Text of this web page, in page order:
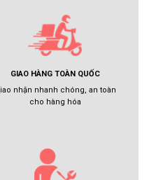
GIAO HÀNG TOÀN QUỐC
nhận nhanh chóng, an toàn
cho hàng hóa